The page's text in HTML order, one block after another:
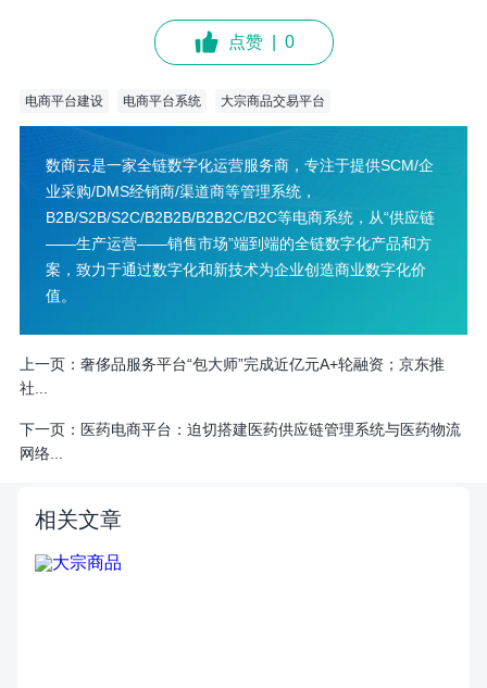
点赞 0
电商平台建设 电商平台系统 大宗商品交易平台
数商云是一家全链数字化运营服务商，专注于提供SCM/企
业采购/DMS经销商/渠道商等管理系统，
B2B/S2B/S2C/B2B2B/B2B2C/B2C等电商系统，从“供应链
——生产运营——销售市场”端到端的全链数字化产品和方
案，致力于通过数字化和新技术为企业创造商业数字化价
值。
上一页： 奢侈品服务平台“包大师”完成近亿元A+轮融资；京东推
社...
下一页： 医药电商平台：迫切搭建医药供应链管理系统与医药物流
网络...
相关文章